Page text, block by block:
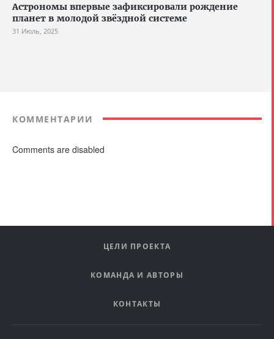
Астрономы впервые зафиксировали рождение
планет в молодой звёздной системе
31 Июль, 2025
КОММЕНТАРИИ
Comments are disabled
ЦЕЛИ ПРОЕКТА
КОМАНДА И АВТОРЫ
КОНТАКТЫ